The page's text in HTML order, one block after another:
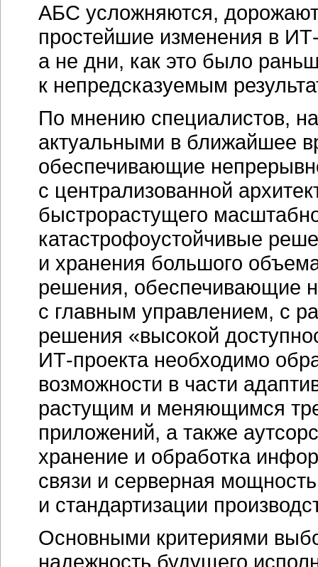
АБС усложняются,
простейшие изменения в
а не дни, как это было
к непредсказуемым
По мнению специалистов,
актуальными в ближайшее
обеспечивающие
с централизованной
быстрорастущего
катастрофоустойчивые
и хранения большого
решения, обеспечивающие
с главным управлением, с
решения «высокой
ИТ-проектанеобходимо
возможности в части
растущим и меняющимся
приложений, а также
хранение и обработка
связи и серверная
и стандартизации
Основными критериями
надежность будущего